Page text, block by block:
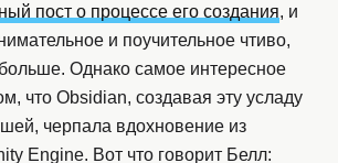
пост о процессе его создания, и
и поучительное чтиво,
Однако самое интересное
что Obsidian, создавая эту усладу
черпала вдохновение из
Engine. Вот что говорит Белл: